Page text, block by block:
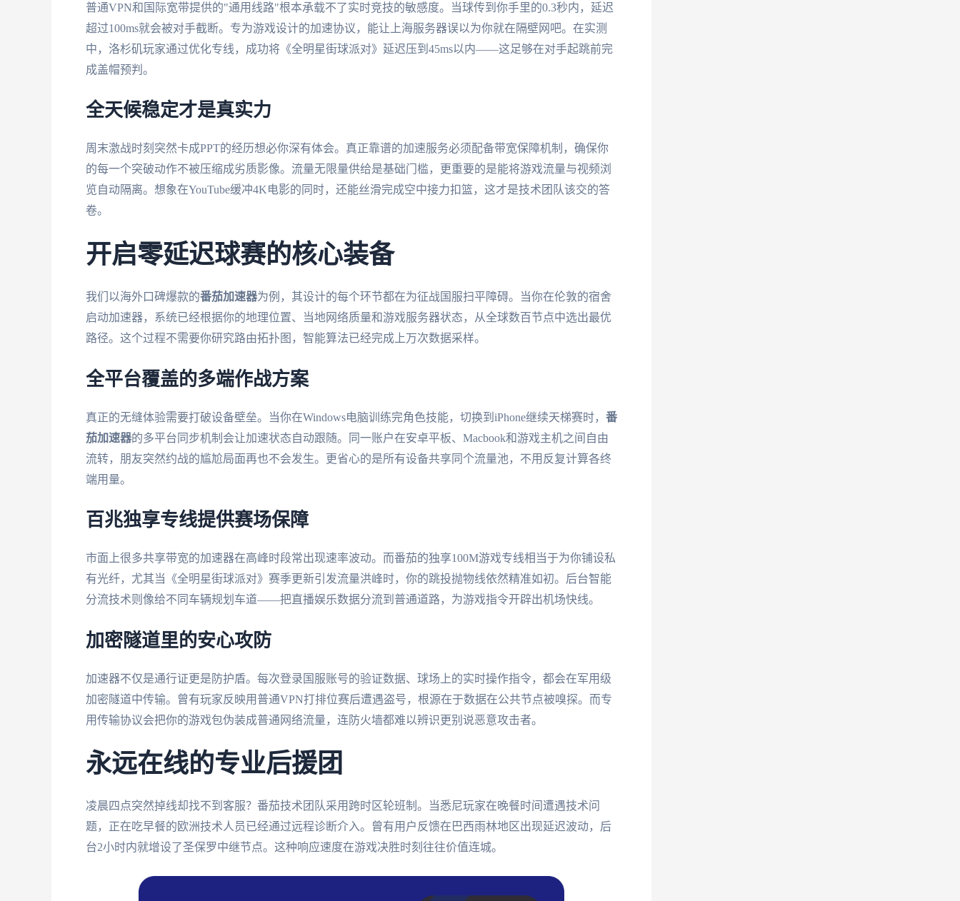
普通VPN和国际宽带提供的"通用线路"根本承载不了实时竞技的敏感度。当球传到你手里的0.3秒内，延迟
超过100ms就会被对手截断。专为游戏设计的加速协议，能让上海服务器误以为你就在隔壁网吧。在实测
中，洛杉矶玩家通过优化专线，成功将《全明星街球派对》延迟压到45ms以内——这足够在对手起跳前完
成盖帽预判。
全天候稳定才是真实力
周末激战时刻突然卡成PPT的经历想必你深有体会。真正靠谱的加速服务必须配备带宽保障机制，确保你
的每一个突破动作不被压缩成劣质影像。流量无限量供给是基础门槛，更重要的是能将游戏流量与视频浏
览自动隔离。想象在YouTube缓冲4K电影的同时，还能丝滑完成空中接力扣篮，这才是技术团队该交的答
卷。
开启零延迟球赛的核心装备
我们以海外口碑爆款的番茄加速器为例，其设计的每个环节都在为征战国服扫平障碍。当你在伦敦的宿舍
启动加速器，系统已经根据你的地理位置、当地网络质量和游戏服务器状态，从全球数百节点中选出最优
路径。这个过程不需要你研究路由拓扑图，智能算法已经完成上万次数据采样。
全平台覆盖的多端作战方案
真正的无缝体验需要打破设备壁垒。当你在Windows电脑训练完角色技能，切换到iPhone继续天梯赛时， 番
茄加速器的多平台同步机制会让加速状态自动跟随。同一账户在安卓平板、Macbook和游戏主机之间自由
流转，朋友突然约战的尴尬局面再也不会发生。更省心的是所有设备共享同个流量池，不用反复计算各终
端用量。
百兆独享专线提供赛场保障
市面上很多共享带宽的加速器在高峰时段常出现速率波动。而番茄的独享100M游戏专线相当于为你铺设私
有光纤，尤其当《全明星街球派对》赛季更新引发流量洪峰时，你的跳投抛物线依然精准如初。后台智能
分流技术则像给不同车辆规划车道——把直播娱乐数据分流到普通道路，为游戏指令开辟出机场快线。
加密隧道里的安心攻防
加速器不仅是通行证更是防护盾。每次登录国服账号的验证数据、球场上的实时操作指令，都会在军用级
加密隧道中传输。曾有玩家反映用普通VPN打排位赛后遭遇盗号，根源在于数据在公共节点被嗅探。而专
用传输协议会把你的游戏包伪装成普通网络流量，连防火墙都难以辨识更别说恶意攻击者。
永远在线的专业后援团
凌晨四点突然掉线却找不到客服？番茄技术团队采用跨时区轮班制。当悉尼玩家在晚餐时间遭遇技术问
题，正在吃早餐的欧洲技术人员已经通过远程诊断介入。曾有用户反馈在巴西雨林地区出现延迟波动，后
台2小时内就增设了圣保罗中继节点。这种响应速度在游戏决胜时刻往往价值连城。